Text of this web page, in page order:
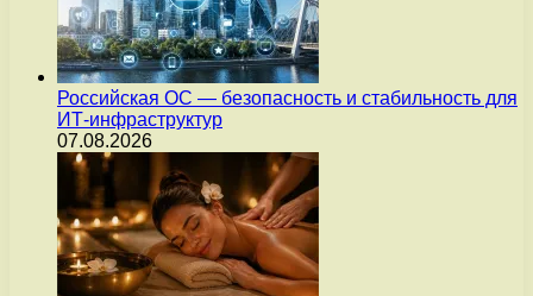
Российская ОС — безопасность и стабильность для
ИТ-инфраструктур
07.08.2026